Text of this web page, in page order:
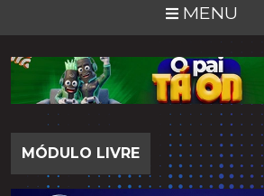
MENU
MÓDULO LIVRE